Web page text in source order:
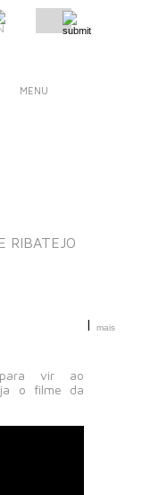
MENU
RIBATEJO
| mais
vir ao
o filme da